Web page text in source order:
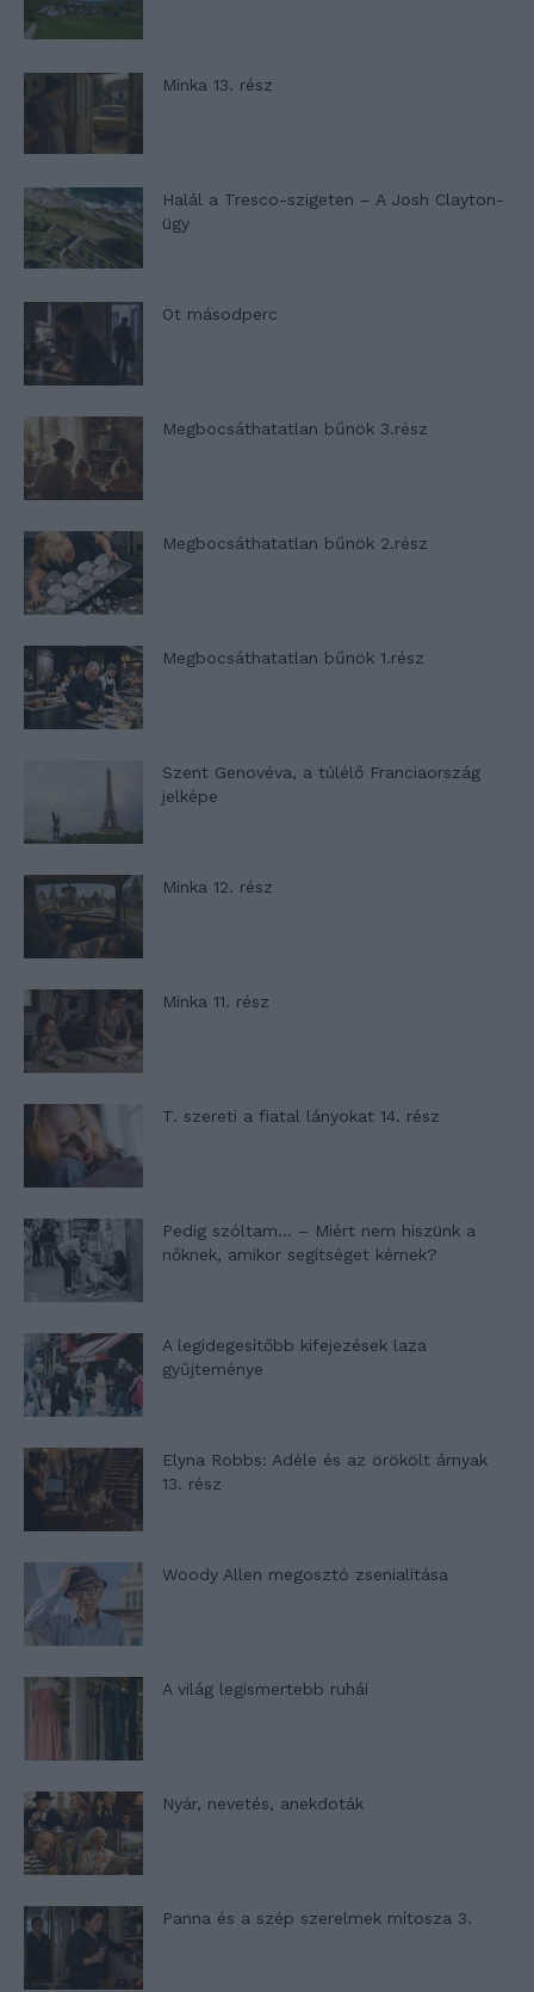
Minka 13. rész
Halál a Tresco-szigeten – A Josh Clayton-
ügy
Öt másodperc
Megbocsáthatatlan bűnök 3.rész
Megbocsáthatatlan bűnök 2.rész
Megbocsáthatatlan bűnök 1.rész
Szent Genovéva, a túlélő Franciaország
jelképe
Minka 12. rész
Minka 11. rész
T. szereti a fiatal lányokat 14. rész
Pedig szóltam… – Miért nem hiszünk a
nőknek, amikor segítséget kérnek?
A legidegesítőbb kifejezések laza
gyűjteménye
Elyna Robbs: Adéle és az örökölt árnyak
13. rész
Woody Allen megosztó zsenialitása
A világ legismertebb ruhái
Nyár, nevetés, anekdoták
Panna és a szép szerelmek mítosza 3.